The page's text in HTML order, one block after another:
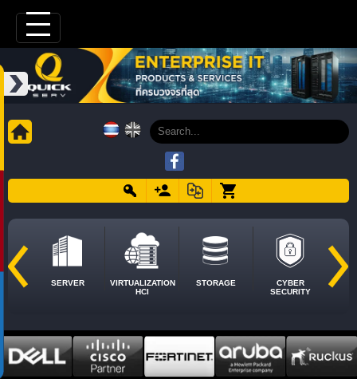
SERVER
VIRTUALIZATION
HCI
STORAGE
CYBER
SECURITY